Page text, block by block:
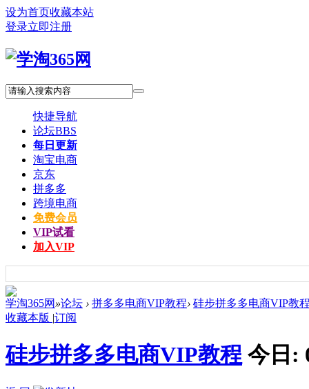
设为首页收藏本站
登录立即注册
快捷导航
论坛BBS
每日更新
淘宝电商
京东
拼多多
跨境电商
免费会员
VIP试看
加入VIP
学淘365网 »论坛 › 拼多多电商VIP教程› 硅步拼多多电商VIP教
收藏本版 |订阅
硅步拼多多电商VIP教程 今日: